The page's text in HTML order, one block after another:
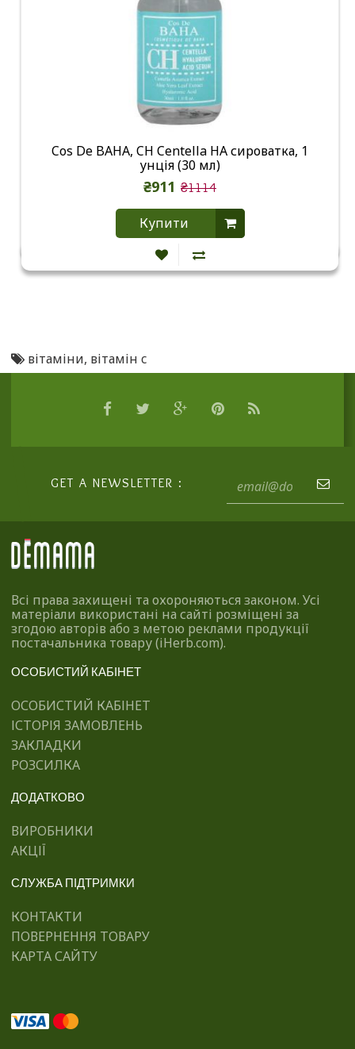
Cos De BAHA, CH Centella HA сироватка, 1
унція (30 мл)
₴911 ₴1114
Купити
вітаміни, вітамін c
GET A NEWSLETTER :
Всі права захищені та охороняються законом. Усі
матеріали використані на сайті розміщені за
згодою авторів або з метою реклами продукції
постачальника товару (iHerb.com).
ОСОБИСТИЙ КАБІНЕТ
ОСОБИСТИЙ КАБІНЕТ
ІСТОРІЯ ЗАМОВЛЕНЬ
ЗАКЛАДКИ
РОЗСИЛКА
ДОДАТКОВО
ВИРОБНИКИ
АКЦІЇ
СЛУЖБА ПІДТРИМКИ
КОНТАКТИ
ПОВЕРНЕННЯ ТОВАРУ
КАРТА САЙТУ